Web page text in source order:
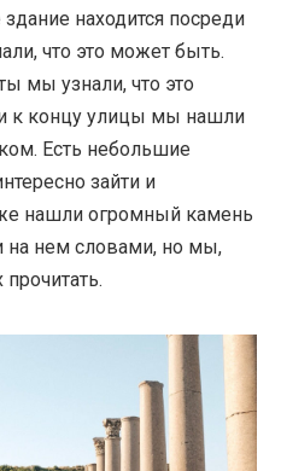
находится посреди
что это может быть.
мы узнали, что это
к концу улицы мы нашли
Есть небольшие
зайти и
нашли огромный камень
нем словами, но мы,